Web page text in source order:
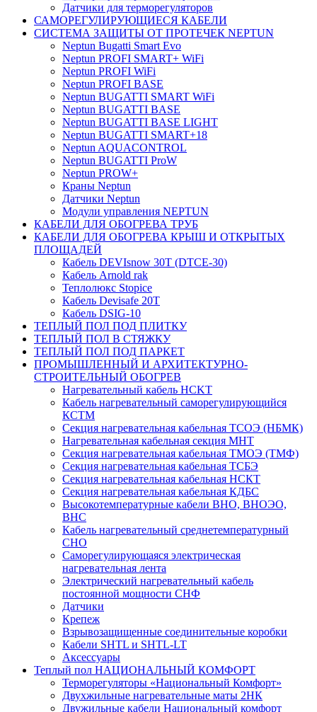
Датчики для терморегуляторов
САМОРЕГУЛИРУЮЩИЕСЯ КАБЕЛИ
СИСТЕМА ЗАЩИТЫ ОТ ПРОТЕЧЕК NEPTUN
Neptun Bugatti Smart Evo
Neptun PROFI SMART+ WiFi
Neptun PROFI WiFi
Neptun PROFI BASE
Neptun BUGATTI SMART WiFi
Neptun BUGATTI BASE
Neptun BUGATTI BASE LIGHT
Neptun BUGATTI SMART+18
Neptun AQUACONTROL
Neptun BUGATTI ProW
Neptun PROW+
Краны Neptun
Датчики Neptun
Модули управления NEPTUN
КАБЕЛИ ДЛЯ ОБОГРЕВА ТРУБ
КАБЕЛИ ДЛЯ ОБОГРЕВА КРЫШ И ОТКРЫТЫХ
ПЛОЩАДЕЙ
Кабель DEVIsnow 30Т (DTCE-30)
Кабель Arnold rak
Теплолюкс Stopice
Кабель Devisafe 20T
Кабель DSIG-10
ТЕПЛЫЙ ПОЛ ПОД ПЛИТКУ
ТЕПЛЫЙ ПОЛ В СТЯЖКУ
ТЕПЛЫЙ ПОЛ ПОД ПАРКЕТ
ПРОМЫШЛЕННЫЙ И АРХИТЕКТУРНО-
СТРОИТЕЛЬНЫЙ ОБОГРЕВ
Нагревательный кабель НCKТ
Кабель нагревательный саморегулирующийся
КСТМ
Секция нагревательная кабельная ТСОЭ (НБМК)
Нагревательная кабельная секция МНТ
Секция нагревательная кабельная ТМОЭ (ТМФ)
Секция нагревательная кабельная ТСБЭ
Секция нагревательная кабельная НСКТ
Секция нагревательная кабельная КДБС
Высокотемпературные кабели ВНО, ВНОЭО,
ВНС
Кабель нагревательный среднетемпературный
СНО
Саморегулирующаяся электрическая
нагревательная лента
Электрический нагревательный кабель
постоянной мощности СНФ
Датчики
Крепеж
Взрывозащищенные соединительные коробки
Кабели SHTL и SHTL-LT
Аксессуары
Теплый пол НАЦИОНАЛЬНЫЙ КОМФОРТ
Терморегуляторы «Национальный Комфорт»
Двухжильные нагревательные маты 2НК
Двужильные кабели Национальный комфорт